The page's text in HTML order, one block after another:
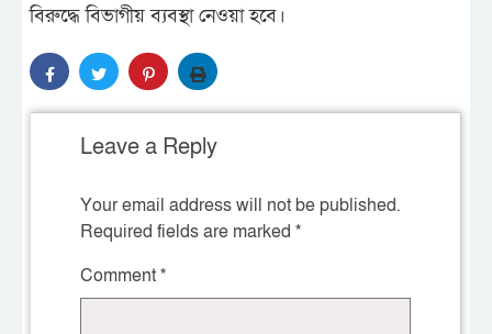
বিরুদ্ধে বিভাগীয় ব্যবস্থা নেওয়া হবে।
Leave a Reply
Your email address will not be published.
Required fields are marked *
Comment*